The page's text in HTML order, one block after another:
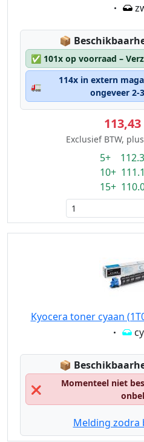
📦 Lagerstatus:
✅ 101x op voorraad –
🚛
114x in extern
ongeveer 2-
113,43
Exclusief BTW,
5+
10+
15+
Kyocera toner cyaan
📦 Lagerstatus:
❌
Momenteel niet
Melding zodra